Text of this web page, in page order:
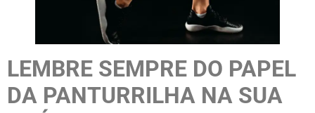
LEMBRE SEMPRE DO PAPEL
DA PANTURRILHA NA SUA